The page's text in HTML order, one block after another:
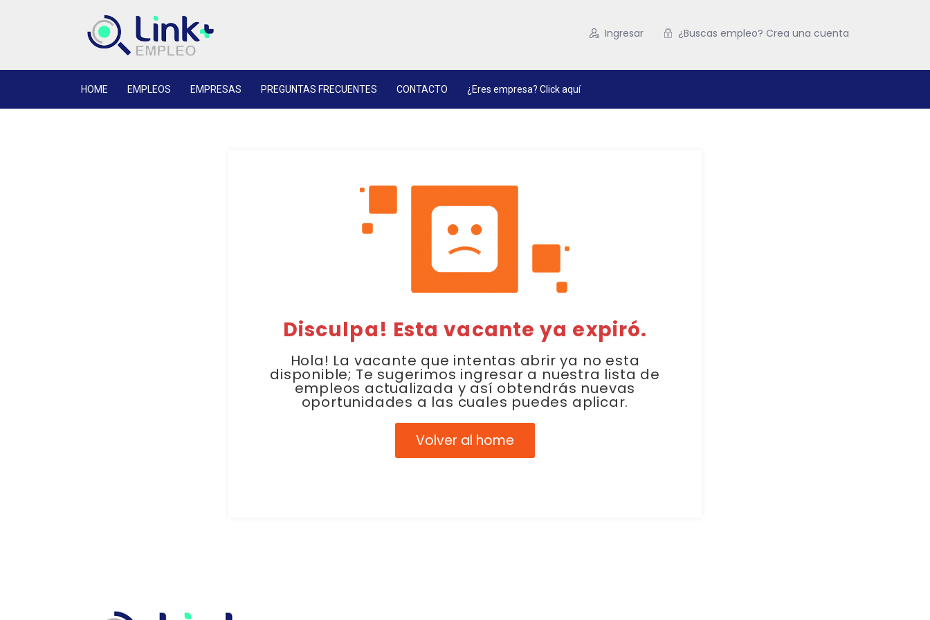
Ingresar ¿Buscas empleo? Crea una cuenta
HOME EMPLEOS EMPRESAS PREGUNTAS FRECUENTES CONTACTO ¿Eres empresa? Click aquí
Disculpa! Esta vacante ya expiró.
Hola! La vacante que intentas abrir ya no esta
disponible; Te sugerimos ingresar a nuestra lista de
empleos actualizada y así obtendrás nuevas
oportunidades a las cuales puedes aplicar.
Volver al home